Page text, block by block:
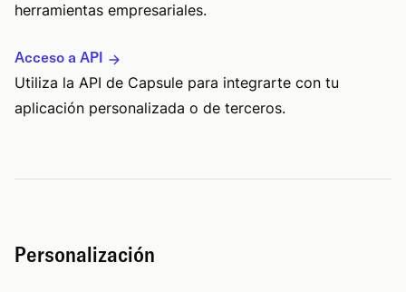
herramientas empresariales.
Acceso a API
Utiliza la API de Capsule para integrarte con tu
aplicación personalizada o de terceros.
Personalización